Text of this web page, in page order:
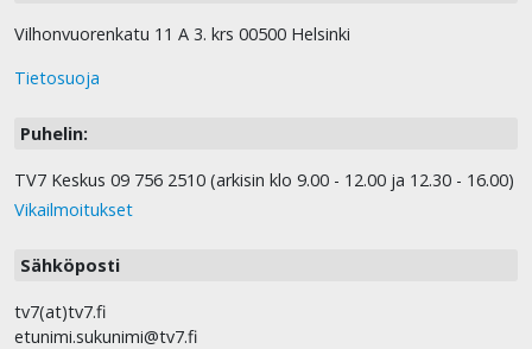
Vilhonvuorenkatu 11 A 3. krs 00500 Helsinki
Tietosuoja
Puhelin:
TV7 Keskus 09 756 2510 (arkisin klo 9.00 - 12.00 ja 12.30 - 16.00)
Vikailmoitukset
Sähköposti
tv7(at)tv7.fi
etunimi.sukunimi@tv7.fi